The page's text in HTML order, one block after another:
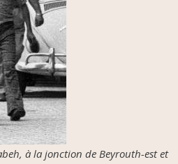
à la jonction de Beyrouth-est et